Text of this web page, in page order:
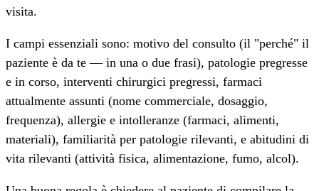
visita.
I campi essenziali sono: motivo del consulto (il "perché" il
paziente è da te — in una o due frasi), patologie pregresse
e in corso, interventi chirurgici pregressi, farmaci
attualmente assunti (nome commerciale, dosaggio,
frequenza), allergie e intolleranze (farmaci, alimenti,
materiali), familiarità per patologie rilevanti, e abitudini di
vita rilevanti (attività fisica, alimentazione, fumo, alcol).